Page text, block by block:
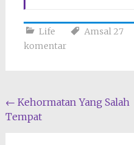
Life Amsal 27
komentar
Navigasi
pos
← Kehormatan Yang Salah
Tempat